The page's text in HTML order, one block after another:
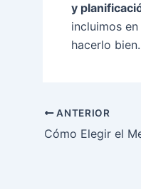
y
incluimos
hacerlo bien.
ANTERIOR